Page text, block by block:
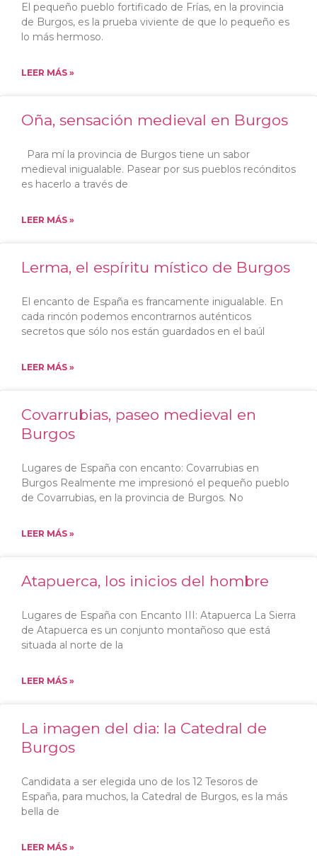
El pequeño pueblo fortificado de Frías, en la provincia
de Burgos, es la prueba viviente de que lo pequeño es
lo más hermoso.
LEER MÁS »
Oña, sensación medieval en Burgos
Para mí la provincia de Burgos tiene un sabor
medieval inigualable. Pasear por sus pueblos recónditos
es hacerlo a través de
LEER MÁS »
Lerma, el espíritu místico de Burgos
El encanto de España es francamente inigualable. En
cada rincón podemos encontrarnos auténticos
secretos que sólo nos están guardados en el baúl
LEER MÁS »
Covarrubias, paseo medieval en
Burgos
Lugares de España con encanto: Covarrubias en
Burgos Realmente me impresionó el pequeño pueblo
de Covarrubias, en la provincia de Burgos. No
LEER MÁS »
Atapuerca, los inicios del hombre
Lugares de España con Encanto III: Atapuerca La Sierra
de Atapuerca es un conjunto montañoso que está
situada al norte de la
LEER MÁS »
La imagen del dia: la Catedral de
Burgos
Candidata a ser elegida uno de los 12 Tesoros de
España, para muchos, la Catedral de Burgos, es la más
bella de
LEER MÁS »